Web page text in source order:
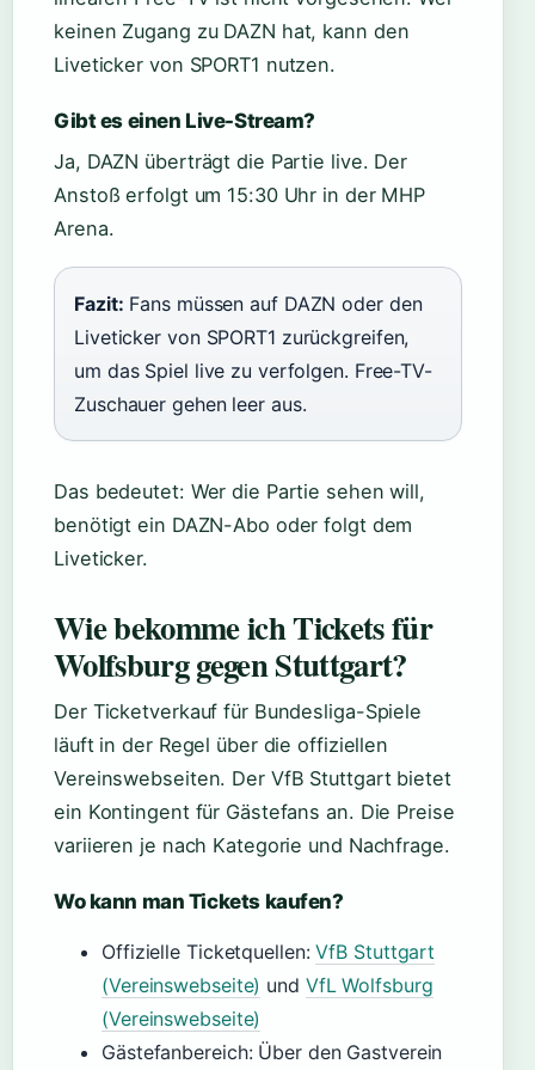
keinen Zugang zu DAZN hat, kann den
Liveticker von SPORT1 nutzen.
Gibt es einen Live-Stream?
Ja, DAZN überträgt die Partie live. Der
Anstoß erfolgt um 15:30 Uhr in der MHP
Arena.
Fazit: Fans müssen auf DAZN oder den
Liveticker von SPORT1 zurückgreifen,
um das Spiel live zu verfolgen. Free-TV-
Zuschauer gehen leer aus.
Das bedeutet: Wer die Partie sehen will,
benötigt ein DAZN-Abo oder folgt dem
Liveticker.
Wie bekomme ich Tickets für
Wolfsburg gegen Stuttgart?
Der Ticketverkauf für Bundesliga-Spiele
läuft in der Regel über die offiziellen
Vereinswebseiten. Der VfB Stuttgart bietet
ein Kontingent für Gästefans an. Die Preise
variieren je nach Kategorie und Nachfrage.
Wo kann man Tickets kaufen?
Offizielle Ticketquellen:VfB Stuttgart
(Vereinswebseite) und VfL Wolfsburg
(Vereinswebseite)
Gästefanbereich: Über den Gastverein